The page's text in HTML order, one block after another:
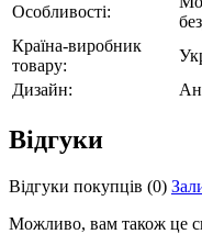
Особливості:
Країна-виробник
товару:
Дизайн:
Відгуки
Відгуки покупців (0)
Можливо, вам також це